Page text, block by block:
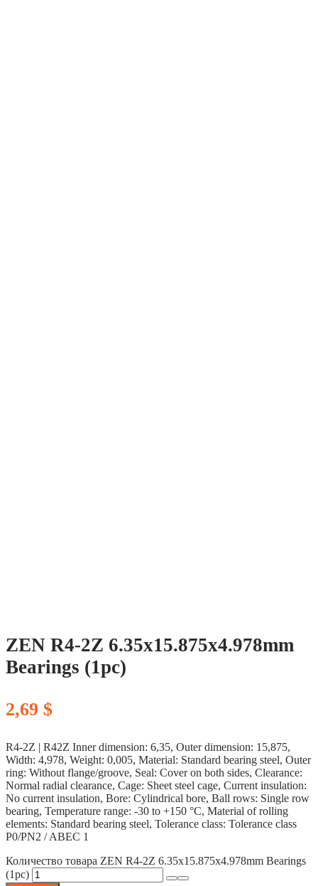
ZEN R4-2Z 6.35x15.875x4.978mm
Bearings (1pc)
2,69 $
R4-2Z | R42Z Inner dimension: 6,35, Outer dimension: 15,875,
Width: 4,978, Weight: 0,005, Material: Standard bearing steel, Outer
ring: Without flange/groove, Seal: Cover on both sides, Clearance:
Normal radial clearance, Cage: Sheet steel cage, Current insulation:
No current insulation, Bore: Cylindrical bore, Ball rows: Single row
bearing, Temperature range: -30 to +150 °C, Material of rolling
elements: Standard bearing steel, Tolerance class: Tolerance class
P0/PN2 / ABEC 1
Количество товара ZEN R4-2Z 6.35x15.875x4.978mm Bearings
(1pc)